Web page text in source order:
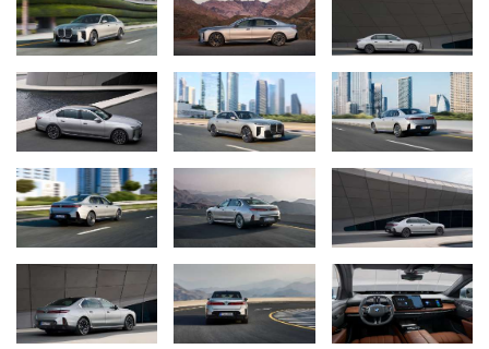
Fortschrittliche Assistenzsysteme mit BMW Symbiotic Drive und
Einsatz von KI für maximalen Komfort und Sicherheit beim
teilautomatisierten Fahren sowie Parken.
Die neue BMW 7er Limousine setzt mit fortschrittlichen
Technologien und dem verstärkten Einsatz von künstlicher
Intelligenz neue Maßstäbe für Komfort und Sicherheit beim
teilautomatisierten Fahren und Parken. Innovative SAE‑Level‑2
Fahrerassistenzsysteme sowie aktive Sicherheitsfunktionen
sorgen für einen spürbaren Mehrwert, während BMW Symbiotic
Drive das Zusammenspiel zwischen Fahrer und Fahrzeug
optimiert. Der Autobahnassistent ermöglicht freihändiges Fahren
bis 130 km/h in zahlreichen europäischen Ländern, während der
City-Assistent erstmals navigationsgeführte „Adress-2-Adress“-
Fahrten im Stadtverkehr unterstützt. Die Serienausstattung aktiver
Sicherheitsfunktionen wurde gegenüber dem Vorgängermodell